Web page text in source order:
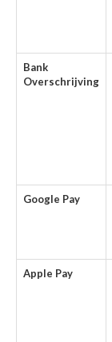
Bank
Overschrijving
Google Pay
Apple Pay